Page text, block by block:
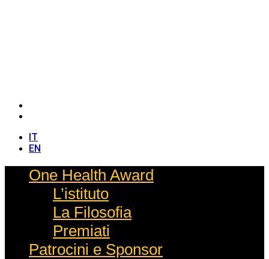
IT
EN
One Health Award
L’istituto
La Filosofia
Premiati
Patrocini e Sponsor